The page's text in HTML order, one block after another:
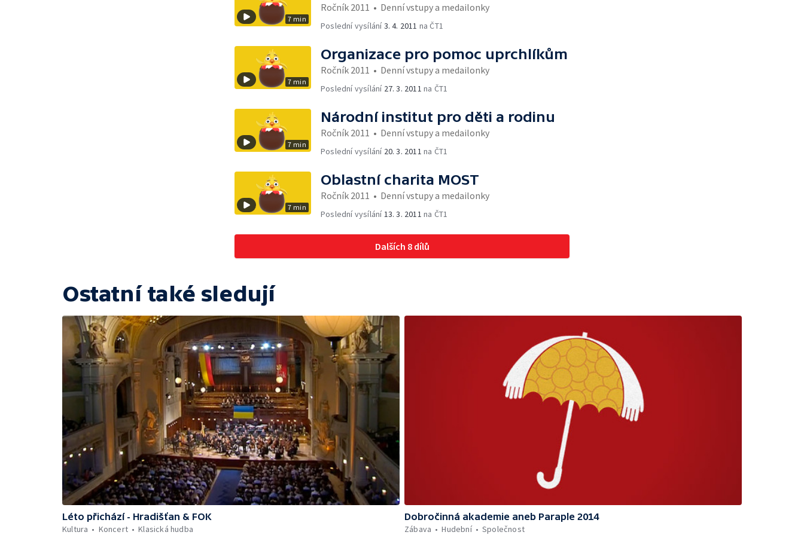
7 min
Ročník 2011 • Denní vstupy a medailonky
Poslední vysílání3. 4. 2011 na ČT1
7 min
Organizace pro pomoc uprchlíkům
Ročník 2011 • Denní vstupy a medailonky
Poslední vysílání 27. 3. 2011 na ČT1
7 min
Národní institut pro děti a rodinu
Ročník 2011 • Denní vstupy a medailonky
Poslední vysílání 20. 3. 2011 na ČT1
7 min
Oblastní charita MOST
Ročník 2011 • Denní vstupy a medailonky
Poslední vysílání 13. 3. 2011 na ČT1
Dalších 8 dílů
Ostatní také sledují
Léto přichází - Hradišťan & FOK
Kultura
Koncert Klasická hudba
Dobročinná akademie aneb Paraple 2014
Zábava
Hudební Společnost